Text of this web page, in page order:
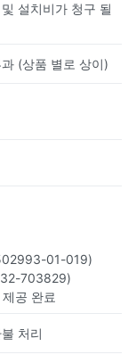
설치비가 청구 될
(상품 별로 상이)
01-019)
703829)
공 완료
처리